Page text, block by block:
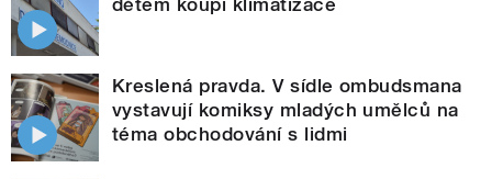
dětem koupí klimatizace
Kreslená pravda. V sídle ombudsmana
vystavují komiksy mladých umělců na
téma obchodování s lidmi